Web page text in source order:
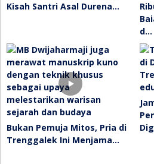
Kisah Santri Asal Durena…
d…
Bukan Pemuja Mitos, Pria di
Trenggalek Ini Menjama…